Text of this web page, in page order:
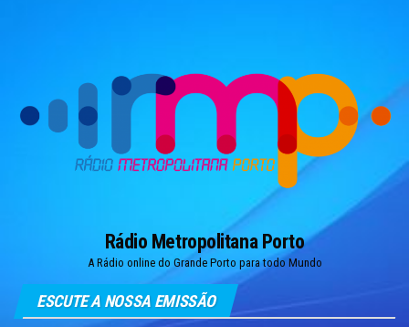
Rádio Metropolitana Porto
A Rádio online do Grande Porto para todo Mundo
ESCUTE A NOSSA EMISSÃO